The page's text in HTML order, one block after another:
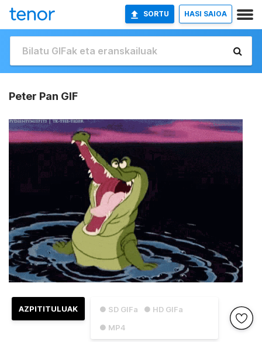
SORTU HASI SAIOA
Peter Pan GIF
● SD GIFa
● HD GIFa
● MP4
AZPITITULUAK